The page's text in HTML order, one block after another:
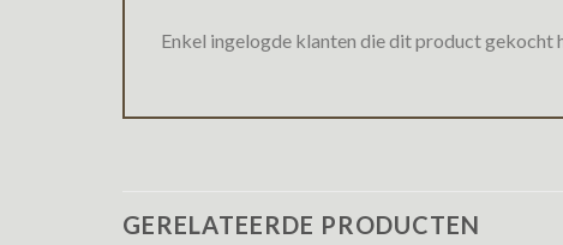
Enkel ingelogde klanten die dit product gekocht
GERELATEERDE PRODUCTEN